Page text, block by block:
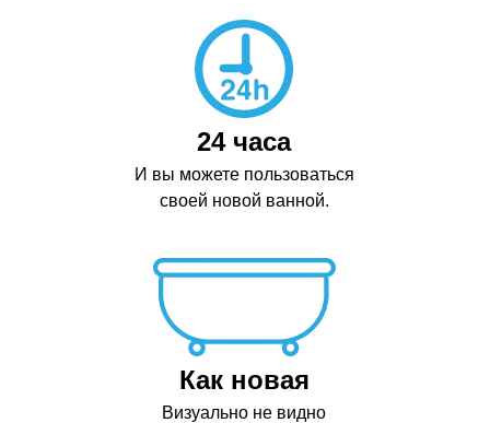
24 часа
И вы можете пользоваться
своей новой ванной.
Как новая
Визуально не видно